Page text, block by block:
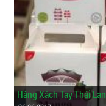
Hàng Xách Tay Thái Lan